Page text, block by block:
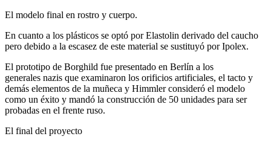
El modelo final en rostro y cuerpo.
En cuanto a los plásticos se optó por Elastolin derivado del caucho
pero debido a la escasez de este material se sustituyó por Ipolex.
El prototipo de Borghild fue presentado en Berlín a los
generales nazis que examinaron los orificios artificiales, el tacto y
demás elementos de la muñeca y Himmler consideró el modelo
como un éxito y mandó la construcción de 50 unidades para ser
probadas en el frente ruso.
El final del proyecto